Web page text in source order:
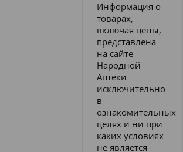
Информация о
товарах,
включая цены,
представлена
на сайте
Народной
Аптеки
исключительно
в
ознакомительных
целях и ни при
каких условиях
не является